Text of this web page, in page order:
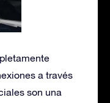
a través
son una